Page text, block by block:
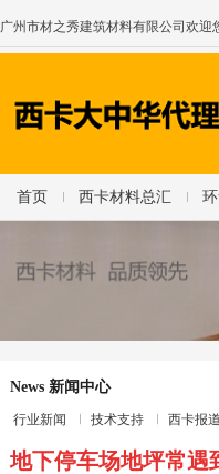
广州市材之秀建筑材料有限公司欢迎
首页 西卡材料总汇
News 新闻中心
行业新闻 技术支持 西卡报道
地下停车场地坪常遇